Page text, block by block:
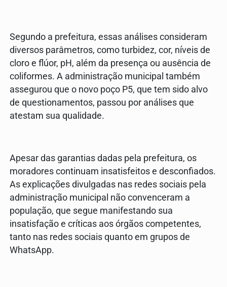
Segundo a prefeitura, essas análises consideram
diversos parâmetros, como turbidez, cor, níveis de
cloro e flúor, pH, além da presença ou ausência de
coliformes. A administração municipal também
assegurou que o novo poço P5, que tem sido alvo
de questionamentos, passou por análises que
atestam sua qualidade.
Apesar das garantias dadas pela prefeitura, os
moradores continuam insatisfeitos e desconfiados.
As explicações divulgadas nas redes sociais pela
administração municipal não convenceram a
população, que segue manifestando sua
insatisfação e críticas aos órgãos competentes,
tanto nas redes sociais quanto em grupos de
WhatsApp.